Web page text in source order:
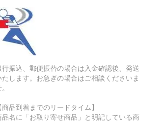
行振込、郵便振替の場合は入金確認後、発送
たします。お急ぎの場合はご相談くださいま
商品到着までのリードタイム】
品名に「お取り寄せ商品」と明記している商